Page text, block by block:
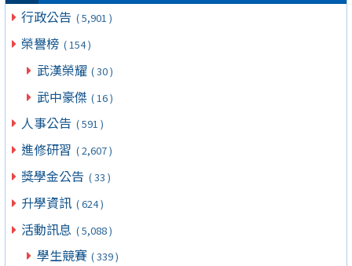
行政公告 ( 5,901 )
榮譽榜 ( 154 )
武漢榮耀 ( 30 )
武中豪傑 ( 16 )
人事公告 ( 591 )
進修研習 ( 2,607 )
獎學金公告 ( 33 )
升學資訊 ( 624 )
活動訊息 ( 5,088 )
學生競賽 ( 339 )